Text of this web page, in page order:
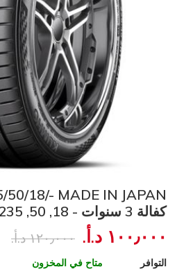
كفالة 3 سنوات - 18, 50, 235
١٠٠٫٠٠٠ د.أ.‏ ١٢٠٫٠٠٠ د.أ.‏
التوافر متاح في المخزون